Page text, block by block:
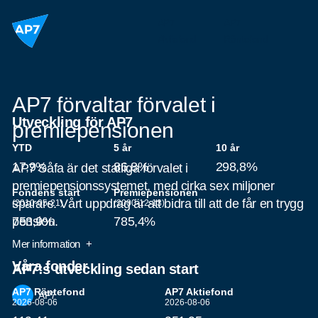
Hoppa till innehållet
AP7 förvaltar förvalet i
premiepensionen
AP7 Såfa är det statliga förvalet i
premiepensionssystemet, med cirka sex miljoner
sparare. Vårt uppdrag är att bidra till att de får en trygg
pension.
AP7:s utveckling sedan start
Linjediagram
som
AP7
Våra fonder
AP7 Räntefond
2026-08-06
AP7 Aktiefond
2026-08-06
Utveckling för AP7
YTD
17,9%
5 år
86,8%
10 år
298,8%
Fondens start
(2010-05-21)
753,9%
Premiepensionen
(2000-12-13)
785,4%
Mer information